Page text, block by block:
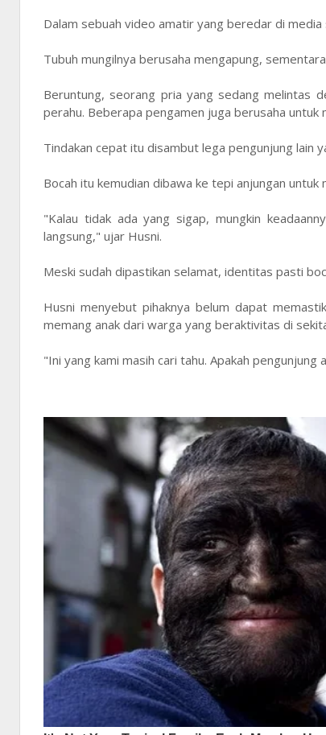
Dalam sebuah video amatir yang beredar di
Tubuh mungilnya berusaha mengapung,
Beruntung, seorang pria yang sedang melintas
perahu. Beberapa pengamen juga berusaha untuk
Tindakan cepat itu disambut lega pengunjung lain
Bocah itu kemudian dibawa ke tepi anjungan
"Kalau tidak ada yang sigap, mungkin
langsung," ujar Husni.
Meski sudah dipastikan selamat, identitas pasti
Husni menyebut pihaknya belum dapat
memang anak dari warga yang beraktivitas di
"Ini yang kami masih cari tahu. Apakah